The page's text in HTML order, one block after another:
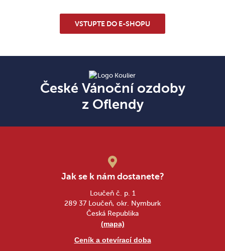
VSTUPTE DO E-SHOPU
České Vánoční ozdoby
z Oflendy
Jak se k nám dostanete?
Loučeň č. p. 1
289 37 Loučeň, okr. Nymburk
Česká Republika
(mapa)
Ceník a otevírací doba